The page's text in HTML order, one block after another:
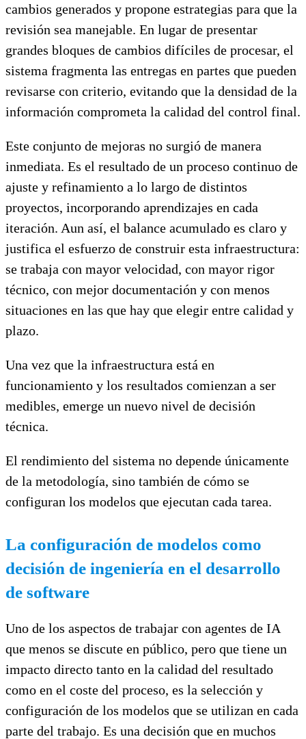
cambios generados y propone estrategias para que la
revisión sea manejable. En lugar de presentar
grandes bloques de cambios difíciles de procesar, el
sistema fragmenta las entregas en partes que pueden
revisarse con criterio, evitando que la densidad de la
información comprometa la calidad del control final.
Este conjunto de mejoras no surgió de manera
inmediata. Es el resultado de un proceso continuo de
ajuste y refinamiento a lo largo de distintos
proyectos, incorporando aprendizajes en cada
iteración. Aun así, el balance acumulado es claro y
justifica el esfuerzo de construir esta infraestructura:
se trabaja con mayor velocidad, con mayor rigor
técnico, con mejor documentación y con menos
situaciones en las que hay que elegir entre calidad y
plazo.
Una vez que la infraestructura está en
funcionamiento y los resultados comienzan a ser
medibles, emerge un nuevo nivel de decisión
técnica.
El rendimiento del sistema no depende únicamente
de la metodología, sino también de cómo se
configuran los modelos que ejecutan cada tarea.
La configuración de modelos como
decisión de ingeniería en el desarrollo
de software
Uno de los aspectos de trabajar con agentes de IA
que menos se discute en público, pero que tiene un
impacto directo tanto en la calidad del resultado
como en el coste del proceso, es la selección y
configuración de los modelos que se utilizan en cada
parte del trabajo. Es una decisión que en muchos